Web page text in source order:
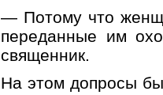
— Потому что
переданные им
священник.
На этом допросы